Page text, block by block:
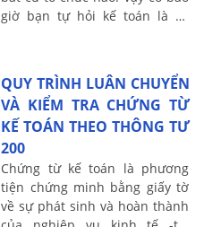
giờ bạn tự hỏi kế toán là gì,
QUY TRÌNH LUÂN CHUYỂN
VÀ KIỂM TRA CHỨNG TỪ
KẾ TOÁN THEO THÔNG TƯ
200
Chứng từ kế toán là phương
tiện chứng minh bằng giấy tờ
về sự phát sinh và hoàn thành